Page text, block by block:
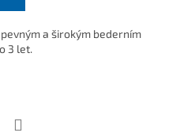
a širokým bederním
3 let.